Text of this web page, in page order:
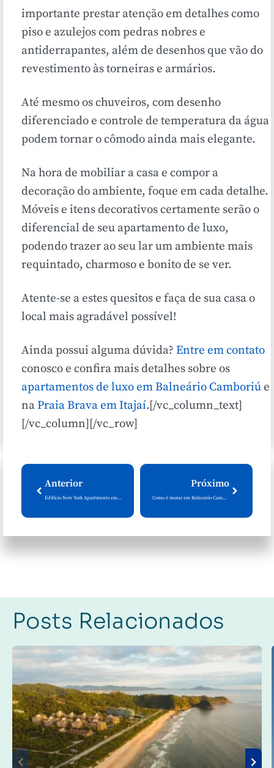
importante prestar atenção em detalhes como
piso e azulejos com pedras nobres e
antiderrapantes, além de desenhos que vão do
revestimento às torneiras e armários.
Até mesmo os chuveiros, com desenho
diferenciado e controle de temperatura da água
podem tornar o cômodo ainda mais elegante.
Na hora de mobiliar a casa e compor a
decoração do ambiente, foque em cada detalhe.
Móveis e itens decorativos certamente serão o
diferencial de seu apartamento de luxo,
podendo trazer ao seu lar um ambiente mais
requintado, charmoso e bonito de se ver.
Atente-se a estes quesitos e faça de sua casa o
local mais agradável possível!
Ainda possui alguma dúvida? Entre em contato
conosco e confira mais detalhes sobre os
apartamentos de luxo em Balneário Camboriú e
naPraia Brava em Itajaí.[/vc_column_text]
[/vc_column][/vc_row]
Anterior
Edifício New York Apartments em Balneário Camboriú
Próximo
Como é morar em Balneário Camboriú? Vale a pena investir em imóveis de luxo?
Posts Relacionados